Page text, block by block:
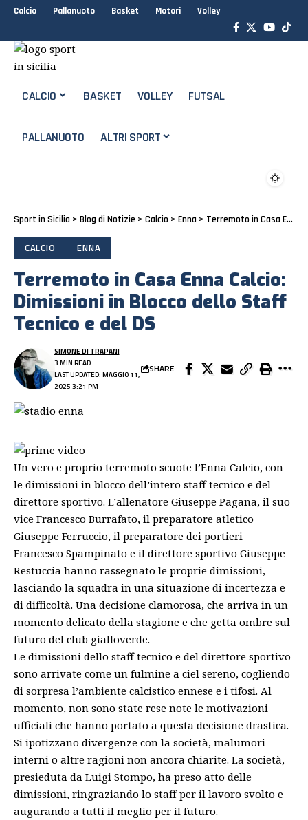
Calcio Pallanuoto Basket Motori Volley
CALCIO BASKET VOLLEY FUTSAL
PALLANUOTO ALTRI SPORT
Sport in Sicilia > Blog di Notizie > Calcio > Enna > Terremoto in Casa Enna Calcio: Dimissioni in Blocco dello Staff Tecnico e del DS
CALCIO ENNA
Terremoto in Casa Enna Calcio:
Dimissioni in Blocco dello Staff
Tecnico e del DS
LAST UPDATED: MAGGIO 11,
2025 3:21 PM
SIMONE DI TRAPANI
3 MIN READ
SHARE
Un vero e proprio terremoto scuote l’Enna Calcio, con
le dimissioni in blocco dell’intero staff tecnico e del
direttore sportivo. L’allenatore Giuseppe Pagana, il suo
vice Francesco Burrafato, il preparatore atletico
Giuseppe Ferruccio, il preparatore dei portieri
Francesco Spampinato e il direttore sportivo Giuseppe
Restuccia hanno rassegnato le proprie dimissioni,
lasciando la squadra in una situazione di incertezza e
di difficoltà. Una decisione clamorosa, che arriva in un
momento delicato della stagione e che getta ombre sul
futuro del club gialloverde.
Le dimissioni dello staff tecnico e del direttore sportivo
sono arrivate come un fulmine a ciel sereno, cogliendo
di sorpresa l’ambiente calcistico ennese e i tifosi. Al
momento, non sono state rese note le motivazioni
ufficiali che hanno portato a questa decisione drastica.
Si ipotizzano divergenze con la società, malumori
interni o altre ragioni non ancora chiarite. La società,
presieduta da Luigi Stompo, ha preso atto delle
dimissioni, ringraziando lo staff per il lavoro svolto e
augurando a tutti il meglio per il futuro.